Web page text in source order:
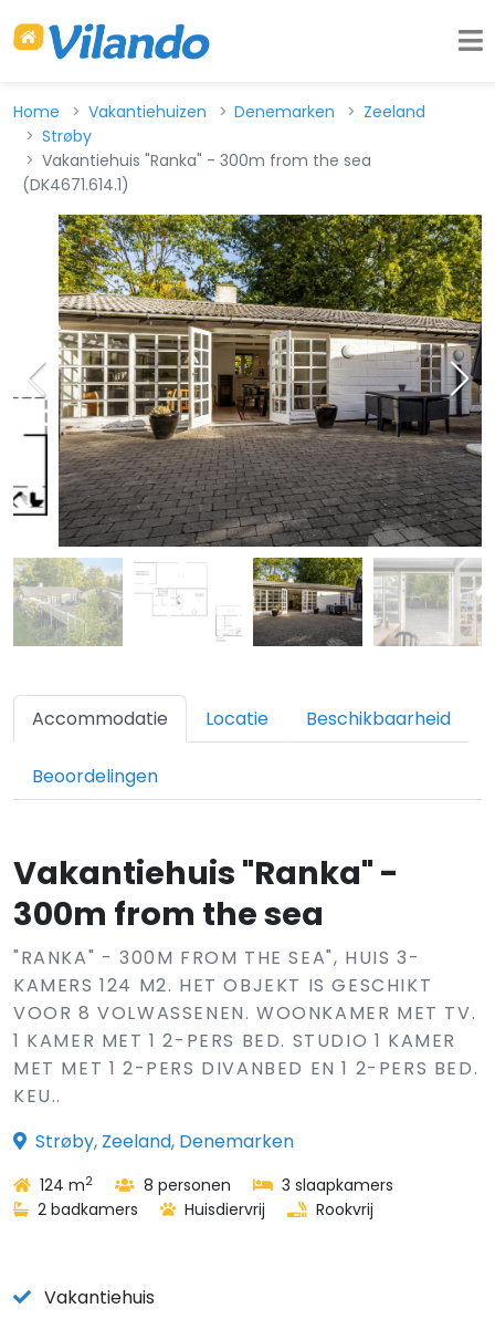
Home Vakantiehuizen Denemarken
Zeeland
Strøby
Vakantiehuis "Ranka" - 300m from the sea
(DK4671.614.1)
Accommodatie Locatie Beschikbaarheid
Beoordelingen
Vakantiehuis "Ranka" -
300m from the sea
"RANKA" - 300M FROM THE SEA", HUIS 3-
KAMERS 124 M2. HET OBJEKT IS GESCHIKT
VOOR 8 VOLWASSENEN. WOONKAMER MET TV.
1 KAMER MET 1 2-PERS BED. STUDIO 1 KAMER
MET MET 1 2-PERS DIVANBED EN 1 2-PERS BED.
KEU..
Strøby, Zeeland, Denemarken
124 m2 8 personen
3 slaapkamers
2 badkamers
Huisdiervrij Rookvrij
Vakantiehuis